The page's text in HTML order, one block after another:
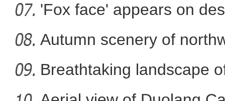
'Fox face' appears on
Autumn scenery of
Breathtaking landscape